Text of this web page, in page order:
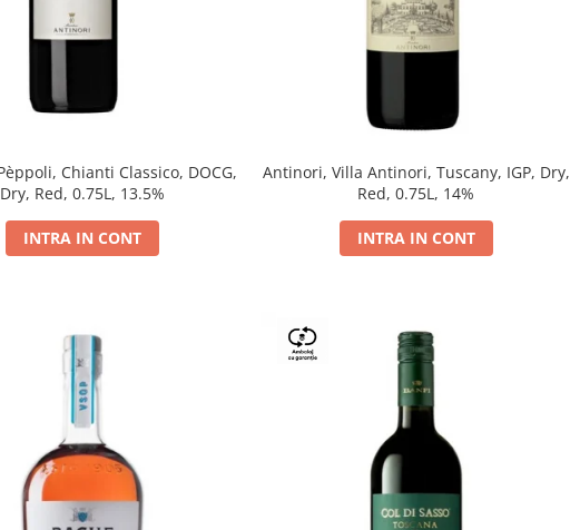
Chianti Classico, DOCG,
Dry, Red, 0.75L, 13.5%
INTRA IN CONT
Antinori, Villa Antinori, Tuscany, IGP, Dry,
Red, 0.75L, 14%
INTRA IN CONT